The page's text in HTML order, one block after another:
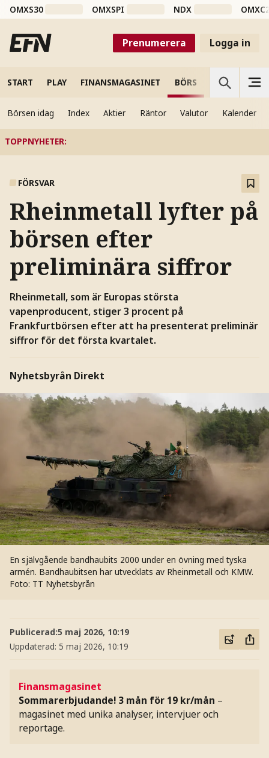
OMXS30 OMXSPI NDX
Prenumerera Logga in
START PLAY FINANSMAGASINET BÖRS VETENSKAP
Börsen idag Index Aktier Räntor Valutor Kalender
TOPPNYHETER:
FÖRSVAR
Rheinmetall lyfter på
börsen efter
preliminära siffror
Rheinmetall, som är Europas största
vapenproducent, stiger 3 procent på
Frankfurtbörsen efter att ha presenterat preliminär
siffror för det första kvartalet.
Nyhetsbyrån Direkt
En självgående bandhaubits 2000 under en övning med tyska
armén. Bandhaubitsen har utvecklats av Rheinmetall och KMW.
Foto: TT Nyhetsbyrån
Publicerad:5 maj 2026, 10:19
Uppdaterad: 5 maj 2026, 10:19
Finansmagasinet
Sommarerbjudande! 3 mån för 19 kr/mån –
magasinet med unika analyser, intervjuer och
reportage.